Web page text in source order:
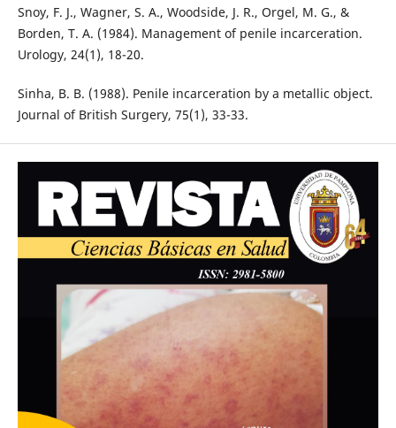
Snoy, F. J., Wagner, S. A., Woodside, J. R., Orgel, M. G., &
Borden, T. A. (1984). Management of penile incarceration.
Urology, 24(1), 18-20.
Sinha, B. B. (1988). Penile incarceration by a metallic object.
Journal of British Surgery, 75(1), 33-33.